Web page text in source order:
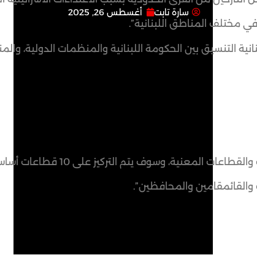
سارة تابت أغسطس 26, 2025
مختلف المناطق اللبنانية”.
التنسيق بين الحكومة اللبنانية والمنظمات الدولية،
أساسية لها علاقةبالصحة والغذاء والأمور الأخرى.
والمحافظين”.